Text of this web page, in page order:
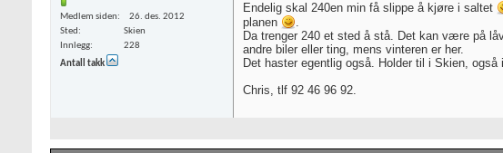
Medlem siden
26. des. 2012
Sted
Skien
Innlegg
228
Antall takk
Endelig skal 240en min få slippe å kjøre i saltet
planen
.
Da trenger 240 et sted å stå. Det kan være på
andre biler eller ting, mens vinteren er her.
Det haster egentlig også. Holder til i Skien, også
Chris, tlf 92 46 96 92.